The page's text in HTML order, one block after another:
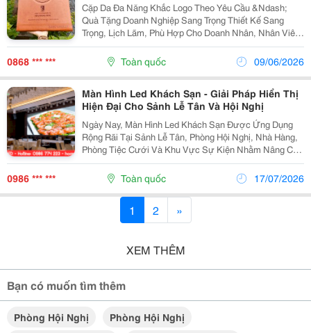
Cặp Da Đa Năng Khắc Logo Theo Yêu Cầu &Ndash;
Quà Tặng Doanh Nghiệp Sang Trọng Thiết Kế Sang
Trọng, Lịch Lãm, Phù Hợp Cho Doanh Nhân, Nhân Viên
Văn Phòng, Hội Nghị &Ndash; Hội Thảo. Chất Liệu Da
Cao Cấp, Đường May Chắc Chắn, Độ Bền Cao. Nhận In
0868 *** *** Toàn quốc 09/06/2026
Màn Hình Led Khách Sạn - Giải Pháp Hiển Thị
Hiện Đại Cho Sảnh Lễ Tân Và Hội Nghị
Ngày Nay, Màn Hình Led Khách Sạn Được Ứng Dụng
Rộng Rãi Tại Sảnh Lễ Tân, Phòng Hội Nghị, Nhà Hàng,
Phòng Tiệc Cưới Và Khu Vực Sự Kiện Nhằm Nâng Cao
Trải Nghiệm Khách Hàng Cũng Như Tăng Tính Chuyên
Nghiệp Cho Không Gian. Với Hình Ảnh Sắc Nét, Độ
Sáng...
0986 *** *** Toàn quốc 17/07/2026
1 2 »
XEM THÊM
Bạn có muốn tìm thêm
Phòng Hội Nghị
Phòng Hội Nghị